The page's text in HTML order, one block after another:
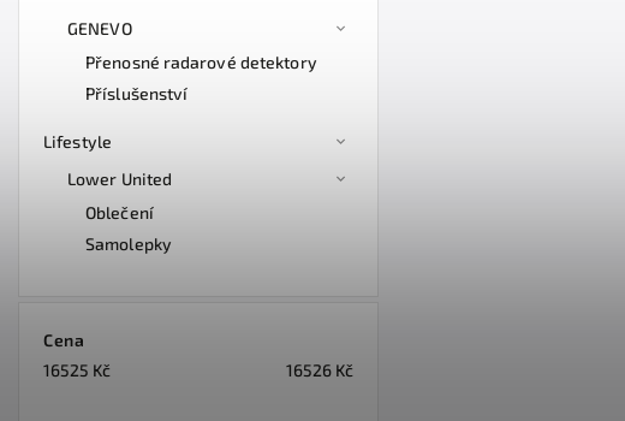
GENEVO
Přenosné radarové detektory
Příslušenství
Lifestyle
Lower United
Oblečení
Samolepky
Cena
16525 Kč 16526 Kč